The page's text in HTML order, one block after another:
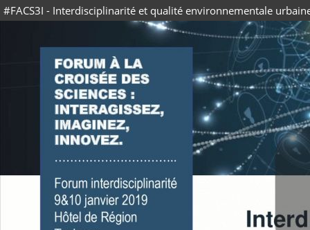
#FACS3I - Interdisciplinarité et qualité environnementale